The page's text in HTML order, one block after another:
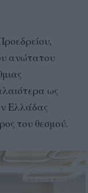
ανώτατου
ως
Ελλάδας
του θεσμού.